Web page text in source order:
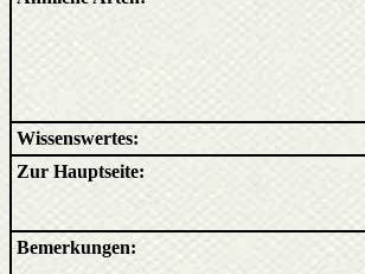
Wissenswertes:
Zur Hauptseite:
Bemerkungen: